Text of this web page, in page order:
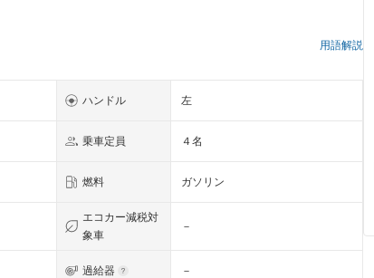
用語解説
ハンドル 左
乗車定員 ４名
燃料 ガソリン
エコカー減税対
象車
－
過給器 －